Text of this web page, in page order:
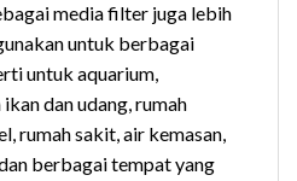
media filter juga lebih
untuk berbagai
untuk aquarium,
dan udang, rumah
rumah sakit, air kemasan,
berbagai tempat yang